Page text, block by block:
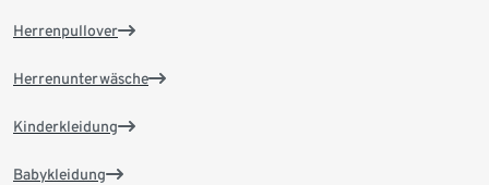
Herrenpullover
Herrenunterwäsche
Kinderkleidung
Babykleidung